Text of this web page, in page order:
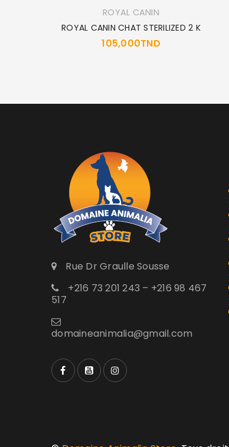
ROYAL CANIN
ROYAL CANIN CHAT STERILIZED 2 K
105,000TND
Rue Dr Graulle Sousse
+216 73 201 243 – +216 98 467
517
domaineanimalia@gmail.com